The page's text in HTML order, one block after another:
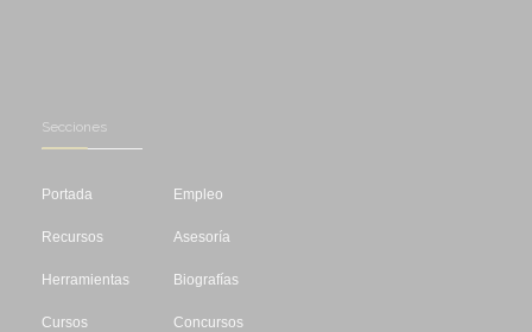
Secciones
Portada
Recursos
Herramientas
Cursos
Empleo
Asesoría
Biografías
Concursos